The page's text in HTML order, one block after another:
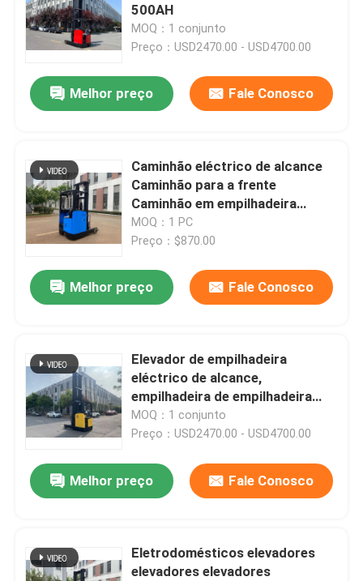
500AH
MOQ：1 conjunto
Preço：USD2470.00 - USD4700.00
Melhor preço Fale Conosco
Caminhão eléctrico de alcance
Caminhão para a frente
Caminhão em empilhadeira
Capacidade de carga 2000 KGS
Altura de elevação 6500 mm
MOQ：1 PC
Preço：$870.00
Melhor preço Fale Conosco
Elevador de empilhadeira
eléctrico de alcance,
empilhadeira de empilhadeira
para a frente, capacidade 2500
kg
MOQ：1 conjunto
Preço：USD2470.00 - USD4700.00
Melhor preço Fale Conosco
Eletrodomésticos elevadores
elevadores elevadores